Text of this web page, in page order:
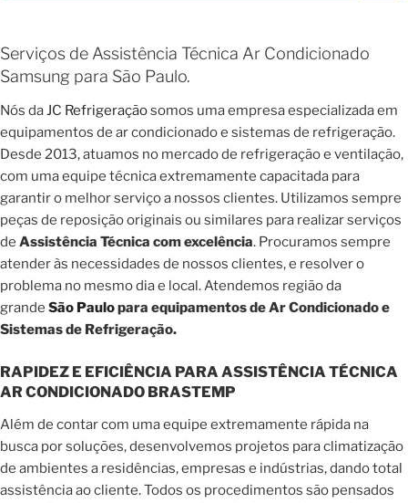
Serviços de Assistência Técnica Ar Condicionado
Samsung para São Paulo.
Nós daJC Refrigeraçãosomos uma empresa especializada em
equipamentos de ar condicionado e sistemas de refrigeração.
Desde 2013, atuamos no mercado de refrigeração e ventilação,
com uma equipe técnica extremamente capacitada para
garantir o melhor serviço a nossos clientes. Utilizamos sempre
peças de reposição originais ou similares para realizar serviços
de Assistência Técnica com excelência. Procuramos sempre
atender às necessidades de nossos clientes, e resolver o
problema no mesmo dia e local. Atendemos região da
grande São Paulopara equipamentos de Ar Condicionado e
Sistemas de Refrigeração.
RAPIDEZ E EFICIÊNCIA PARA ASSISTÊNCIA TÉCNICA
AR CONDICIONADO BRASTEMP
Além de contar com uma equipe extremamente rápida na
busca por soluções, desenvolvemos projetos para climatização
de ambientes a residências, empresas e indústrias, dando total
assistência ao cliente. Todos os procedimentos são pensados